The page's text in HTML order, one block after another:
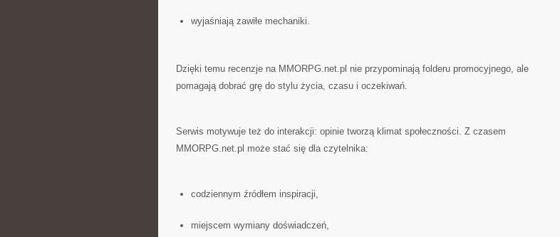
wyjaśniają zawiłe mechaniki.
Dzięki temu recenzje na MMORPG.net.pl nie przypominają folderu promocyjnego, ale
pomagają dobrać grę do stylu życia, czasu i oczekiwań.
Serwis motywuje też do interakcji: opinie tworzą klimat społeczności. Z czasem
MMORPG.net.pl może stać się dla czytelnika:
codziennym źródłem inspiracji,
miejscem wymiany doświadczeń,